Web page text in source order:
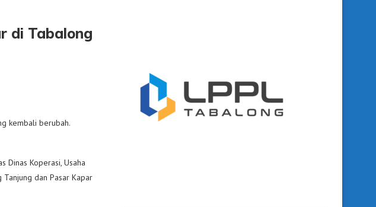
di Tabalong
kembali berubah.
Dinas Koperasi, Usaha
dan Pasar Kapar